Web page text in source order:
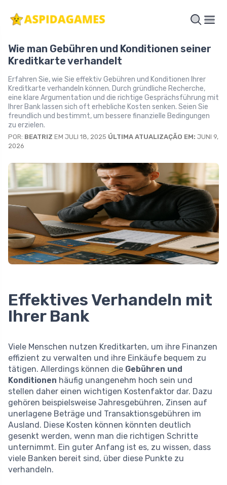
Wie man Gebühren und Konditionen seiner
Kreditkarte verhandelt
Erfahren Sie, wie Sie effektiv Gebühren und Konditionen Ihrer
Kreditkarte verhandeln können. Durch gründliche Recherche,
eine klare Argumentation und die richtige Gesprächsführung mit
Ihrer Bank lassen sich oft erhebliche Kosten senken. Seien Sie
freundlich und bestimmt, um bessere finanzielle Bedingungen
zu erzielen.
POR: BEATRIZ EM JULI 18, 2025 ÚLTIMA ATUALIZAÇÃO EM: JUNI 9,
2026
Effektives Verhandeln mit
Ihrer Bank
Viele Menschen nutzen Kreditkarten, um ihre Finanzen
effizient zu verwalten und ihre Einkäufe bequem zu
tätigen. Allerdings können die Gebühren und
Konditionen häufig unangenehm hoch sein und
stellen daher einen wichtigen Kostenfaktor dar. Dazu
gehören beispielsweise Jahresgebühren, Zinsen auf
unerlagene Beträge und Transaktionsgebühren im
Ausland. Diese Kosten können könnten deutlich
gesenkt werden, wenn man die richtigen Schritte
unternimmt. Ein guter Anfang ist es, zu wissen, dass
viele Banken bereit sind, über diese Punkte zu
verhandeln.